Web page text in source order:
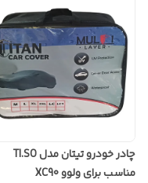
چادر خودرو تیتان مدل TI.SO
مناسب برای ولوو XC90